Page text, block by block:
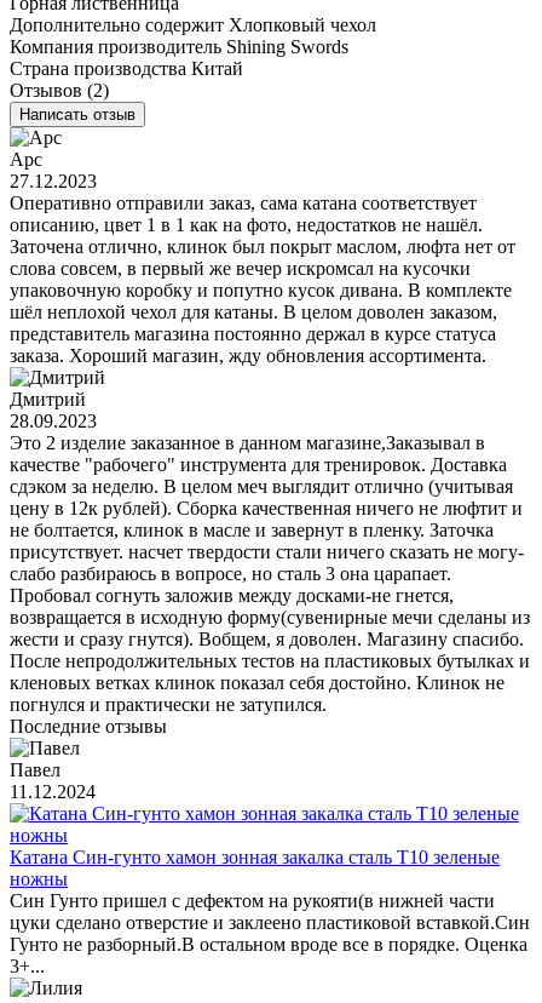
Дополнительно содержит Хлопковый чехол
Компания производитель Shining Swords
Страна производства Китай
Отзывов (2)
Написать отзыв
Арс
27.12.2023
Оперативно отправили заказ, сама катана соответствует
описанию, цвет 1 в 1 как на фото, недостатков не нашёл.
Заточена отлично, клинок был покрыт маслом, люфта нет от
слова совсем, в первый же вечер искромсал на кусочки
упаковочную коробку и попутно кусок дивана. В комплекте
шёл неплохой чехол для катаны. В целом доволен заказом,
представитель магазина постоянно держал в курсе статуса
заказа. Хороший магазин, жду обновления ассортимента.
Дмитрий
28.09.2023
Это 2 изделие заказанное в данном магазине,Заказывал в
качестве "рабочего" инструмента для тренировок. Доставка
сдэком за неделю. В целом меч выглядит отлично (учитывая
цену в 12к рублей). Сборка качественная ничего не люфтит и
не болтается, клинок в масле и завернут в пленку. Заточка
присутствует. насчет твердости стали ничего сказать не могу-
слабо разбираюсь в вопросе, но сталь 3 она царапает.
Пробовал согнуть заложив между досками-не гнется,
возвращается в исходную форму(сувенирные мечи сделаны из
жести и сразу гнутся). Вобщем, я доволен. Магазину спасибо.
После непродолжительных тестов на пластиковых бутылках и
кленовых ветках клинок показал себя достойно. Клинок не
погнулся и практически не затупился.
Последние отзывы
Павел
11.12.2024
Катана Син-гунто хамон зонная закалка сталь T10 зеленые
ножны
Син Гунто пришел с дефектом на рукояти(в нижней части
цуки сделано отверстие и заклеено пластиковой вставкой.Син
Гунто не разборный.В остальном вроде все в порядке. Оценка
3+...